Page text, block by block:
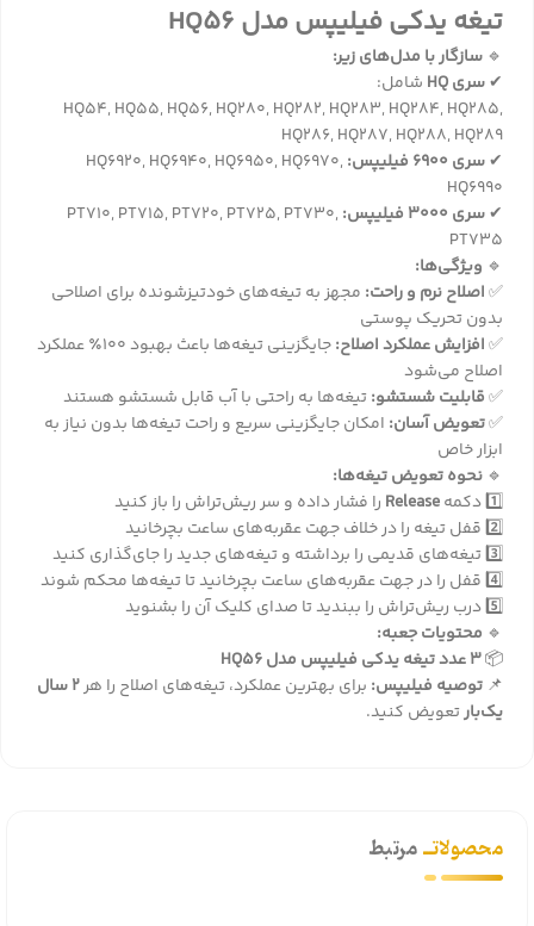
تیغه یدکی فیلیپس مدل HQ56
🔹 سازگار با مدل‌های زیر:
✔سری HQ
شامل:
HQ54, HQ55, HQ56, HQ280, HQ282, HQ283, HQ284, HQ285,
HQ286, HQ287, HQ288, HQ289
✔سری 6900 فیلیپس:
HQ6920, HQ6940, HQ6950, HQ6970,
HQ6990
✔سری 3000 فیلیپس:
PT710, PT715, PT720, PT725, PT730,
PT735
🔹 ویژگی‌ها:
✅اصلاح نرم و راحت: مجهز به تیغه‌های خودتیزشونده برای اصلاحی
بدون تحریک پوستی
✅افزایش عملکرد اصلاح:
جایگزینی تیغه‌ها باعث بهبود 100٪ عملکرد
اصلاح می‌شود
✅قابلیت شستشو:تیغه‌ها به راحتی با آب قابل شستشو هستند
✅تعویض آسان: امکان جایگزینی سریع و راحت تیغه‌ها بدون نیاز به
ابزار خاص
🔹 نحوه تعویض تیغه‌ها:
1️⃣ دکمه
Release را فشار داده و سر ریش‌تراش را باز کنید
2️⃣ قفل تیغه را در خلاف جهت عقربه‌های ساعت بچرخانید
3️⃣ تیغه‌های قدیمی را برداشته و تیغه‌های جدید را جای‌گذاری کنید
4️⃣ قفل را در جهت عقربه‌های ساعت بچرخانید تا تیغه‌ها محکم شوند
5️⃣ درب ریش‌تراش را ببندید تا صدای کلیک آن را بشنوید
🔹 محتویات جعبه:
📦3 عدد تیغه یدکی فیلیپس مدل HQ56
📌 توصیه فیلیپس: برای بهترین عملکرد، تیغه‌های اصلاح را هر 2 سال
یک‌بارتعویض کنید.
محصولاتــمرتبط